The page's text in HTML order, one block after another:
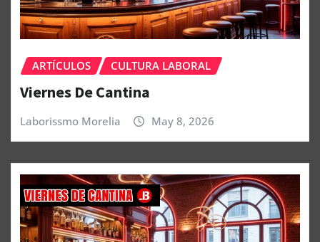
ARTÍCULOS CULTURA LABORAL
Viernes De Cantina
Laborissmo Morelia May 8, 2026